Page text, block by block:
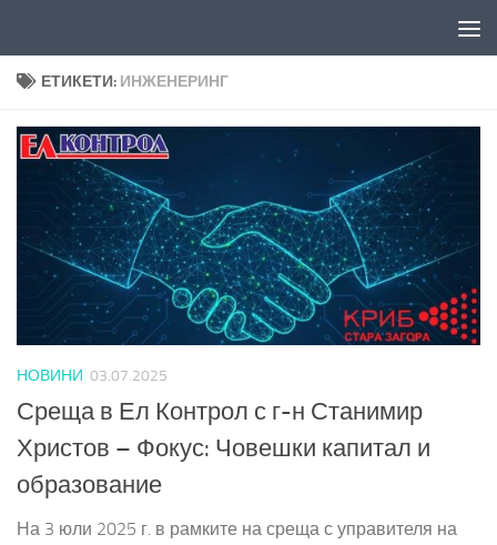
ЕТИКЕТИ: ИНЖЕНЕРИНГ
НОВИНИ 03.07.2025
Среща в Ел Контрол с г-н Станимир
Христов – Фокус: Човешки капитал и
образование
На 3 юли 2025 г. в рамките на среща с управителя на